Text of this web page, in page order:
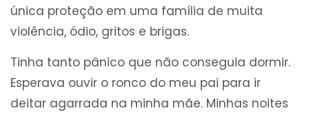
única proteção em uma família de muita
violência, ódio, gritos e brigas.
Tinha tanto pânico que não conseguia dormir.
Esperava ouvir o ronco do meu pai para ir
deitar agarrada na minha mãe. Minhas noites